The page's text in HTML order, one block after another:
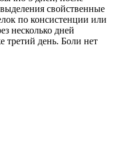
свойственные
по консистенции или
несколько дней
третий день. Боли нет